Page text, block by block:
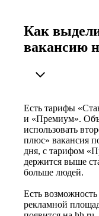
Как
вакансию
Есть тарифы
и «Премиум».
использовать
плюс» вакансия
дня, с тарифом
держится выше
больше людей.
Есть
рекламной